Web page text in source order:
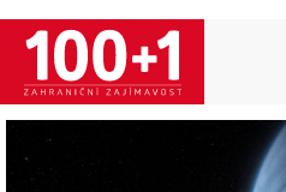
Přejít
hlavnímu
obsahu
Image